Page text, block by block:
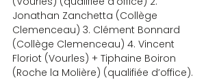
Jonathan Zanchetta (Collège
Clemenceau) 3. Clément Bonnard
(Collège Clemenceau) 4. Vincent
Floriot (Vourles) + Tiphaine Boiron
(Roche la Molière) (qualifiée d’office).